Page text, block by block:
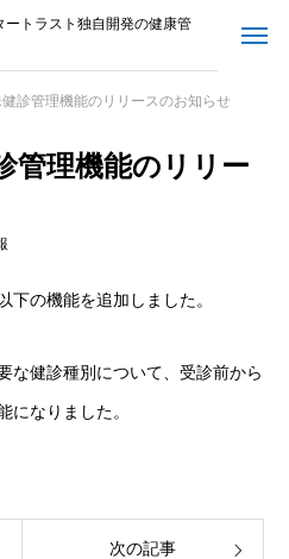
ートラスト独自開発の健康管
健診管理機能のリリースのお知らせ
管理機能のリリー
下の機能を追加しました。
な健診種別について、受診前から
になりました。
次の記事